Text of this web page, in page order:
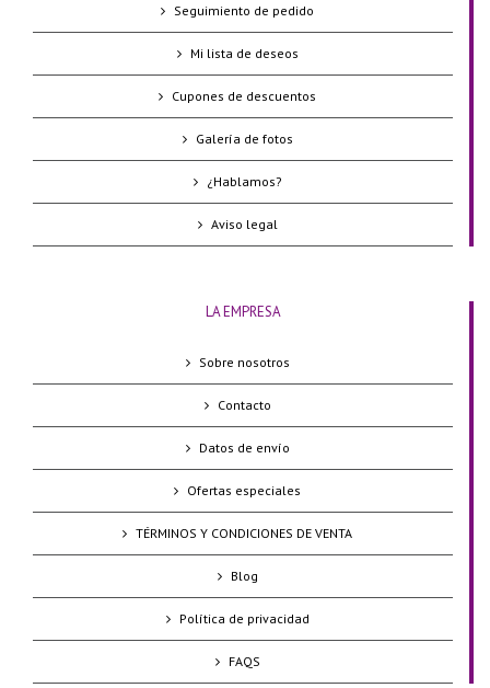
Seguimiento de pedido
Mi lista de deseos
Cupones de descuentos
Galería de fotos
¿Hablamos?
Aviso legal
LA EMPRESA
Sobre nosotros
Contacto
Datos de envío
Ofertas especiales
TÉRMINOS Y CONDICIONES DE VENTA
Blog
Política de privacidad
FAQS